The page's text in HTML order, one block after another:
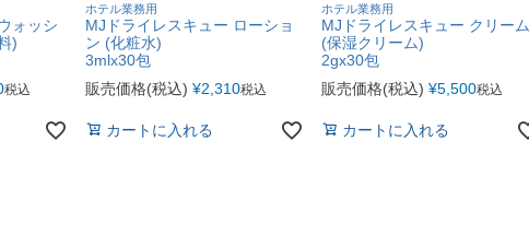
ォッシ
)
税込
ホテル業務用
MJドライレスキュー ローショ
ン (化粧水)
3mlx30包
販売価格(税込) ¥2,310税込
カートに入れる
ホテル業務用
MJドライレスキュー クリーム
(保湿クリーム)
2gx30包
販売価格(税込) ¥5,500税込
カートに入れる